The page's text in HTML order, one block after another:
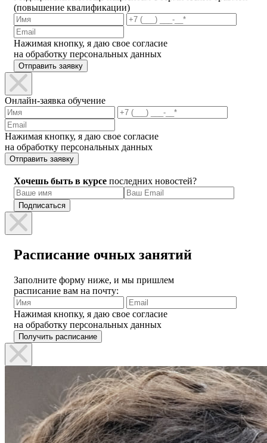
(повышение квалификации)
Нажимая кнопку, я даю свое согласие
на обработку персональных данных
Отправить заявку
Онлайн-заявка обучение
Нажимая кнопку, я даю свое согласие
на обработку персональных данных
Отправить заявку
Хочешь быть в курсе последних новостей?
Расписание очных занятий
Заполните форму ниже, и мы пришлем
расписание вам на почту:
Нажимая кнопку, я даю свое согласие
на обработку персональных данных